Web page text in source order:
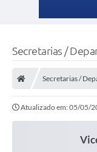
Secretarias /
Secretarias /
Atualizado em: 05/05/